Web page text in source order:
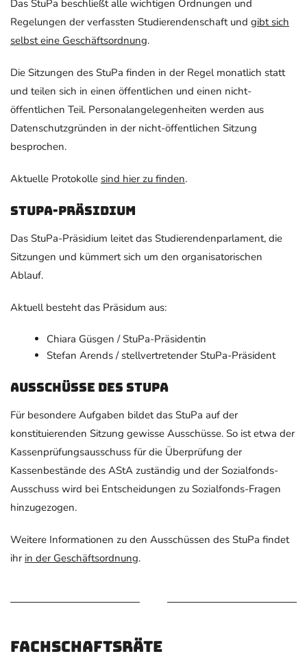
Das StuPa beschließt alle wichtigen Ordnungen und
Regelungen der verfassten Studierendenschaft und gibt sich
selbst eine Geschäftsordnung.
Die Sitzungen des StuPa finden in der Regel monatlich statt
und teilen sich in einen öffentlichen und einen nicht-
öffentlichen Teil. Personalangelegenheiten werden aus
Datenschutzgründen in der nicht-öffentlichen Sitzung
besprochen.
Aktuelle Protokolle sind hier zu finden.
StuPa-Präsidium
Das StuPa-Präsidium leitet das Studierendenparlament, die
Sitzungen und kümmert sich um den organisatorischen
Ablauf.
Aktuell besteht das Präsidum aus:
Chiara Güsgen / StuPa-Präsidentin
Stefan Arends / stellvertretender StuPa-Präsident
Ausschüsse des StuPa
Für besondere Aufgaben bildet das StuPa auf der
konstituierenden Sitzung gewisse Ausschüsse. So ist etwa der
Kassenprüfungsausschuss für die Überprüfung der
Kassenbestände des AStA zuständig und der Sozialfonds-
Ausschuss wird bei Entscheidungen zu Sozialfonds-Fragen
hinzugezogen.
Weitere Informationen zu den Ausschüssen des StuPa findet
ihr in der Geschäftsordnung.
Fachschaftsräte